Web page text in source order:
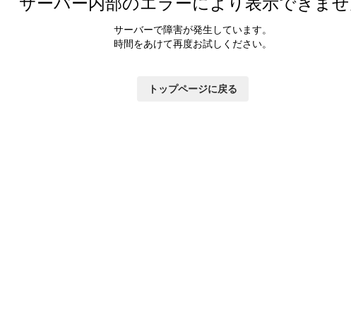
サーバーで障害が発生しています。
時間をあけて再度お試しください。
トップページに戻る